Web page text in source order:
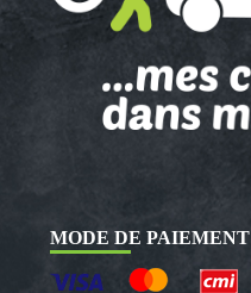
MODE DE PAIEMENT